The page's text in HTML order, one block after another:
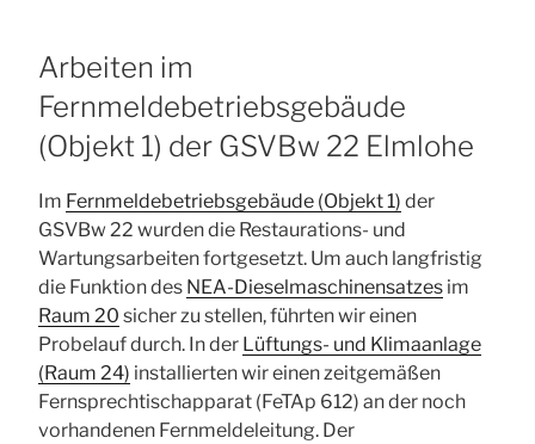
Arbeiten im
Fernmeldebetriebsgebäude
(Objekt 1) der GSVBw 22 Elmlohe
Im Fernmeldebetriebsgebäude (Objekt 1) der
GSVBw 22 wurden die Restaurations- und
Wartungsarbeiten fortgesetzt. Um auch langfristig
die Funktion des NEA-Dieselmaschinensatzes im
Raum 20 sicher zu stellen, führten wir einen
Probelauf durch. In der Lüftungs- und Klimaanlage
(Raum 24) installierten wir einen zeitgemäßen
Fernsprechtischapparat (FeTAp 612) an der noch
vorhandenen Fernmeldeleitung. Der